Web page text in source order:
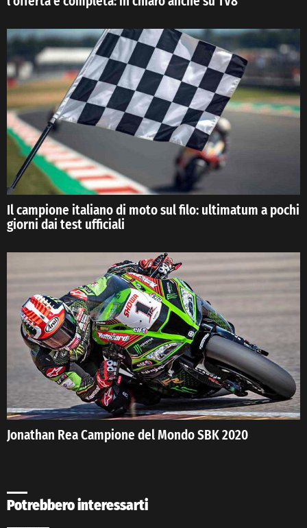
Il campione italiano di moto sul filo: ultimatum a pochi
giorni dai test ufficiali
Jonathan Rea Campione del Mondo SBK 2020
Potrebbero interessarti